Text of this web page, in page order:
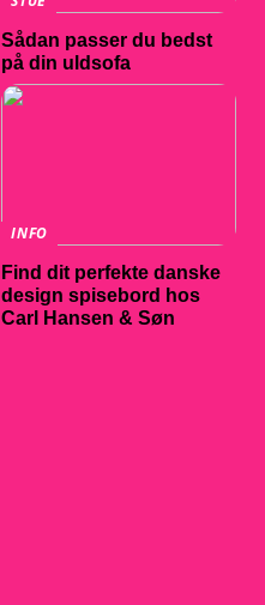
Sådan passer du bedst
på din uldsofa
INFO
Find dit perfekte danske
design spisebord hos
Carl Hansen & Søn